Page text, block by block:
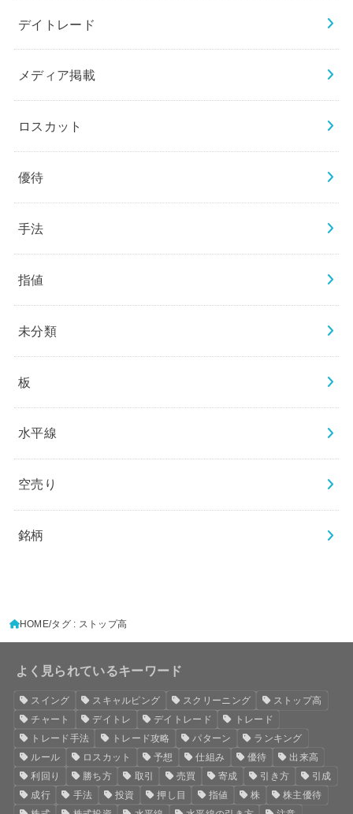
デイトレード
メディア掲載
ロスカット
優待
手法
指値
未分類
板
水平線
空売り
銘柄
HOME タグ : ストップ高
よく見られているキーワード
スイング スキャルピング スクリーニング
ストップ高
チャート
デイトレ デイトレード
トレード
トレード手法
トレード攻略 パターン
ランキング
ルール
ロスカット 予想 仕組み 優待
出来高
利回り
勝ち方 取引 売買 寄成 引き方
引成
成行
手法 投資 押し目 指値 株
株主優待